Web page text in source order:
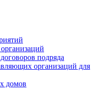
подряда
организаций для
домов